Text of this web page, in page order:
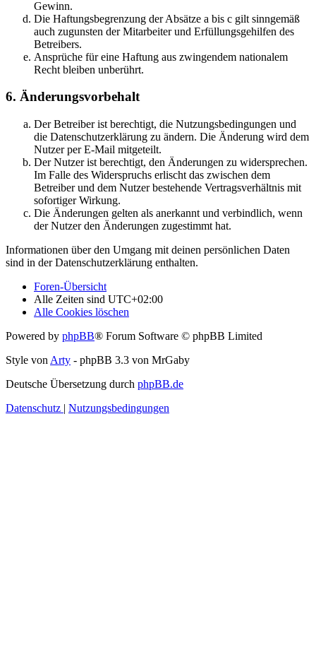
Gewinn.
Die Haftungsbegrenzung der Absätze a bis c gilt sinngemäß
auch zugunsten der Mitarbeiter und Erfüllungsgehilfen des
Betreibers.
Ansprüche für eine Haftung aus zwingendem nationalem
Recht bleiben unberührt.
6. Änderungsvorbehalt
Der Betreiber ist berechtigt, die Nutzungsbedingungen und
die Datenschutzerklärung zu ändern. Die Änderung wird dem
Nutzer per E-Mail mitgeteilt.
Der Nutzer ist berechtigt, den Änderungen zu widersprechen.
Im Falle des Widerspruchs erlischt das zwischen dem
Betreiber und dem Nutzer bestehende Vertragsverhältnis mit
sofortiger Wirkung.
Die Änderungen gelten als anerkannt und verbindlich, wenn
der Nutzer den Änderungen zugestimmt hat.
Informationen über den Umgang mit deinen persönlichen Daten
sind in der Datenschutzerklärung enthalten.
Foren-Übersicht
Alle Zeiten sind UTC+02:00
Alle Cookies löschen
Powered by phpBB® Forum Software © phpBB Limited
Style von Arty - phpBB 3.3 von MrGaby
Deutsche Übersetzung durch phpBB.de
Datenschutz | Nutzungsbedingungen